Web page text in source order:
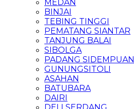
MEDAN
BINJAI
TEBING TINGGI
PEMATANG SIANTAR
TANJUNG BALAI
SIBOLGA
PADANG SIDEMPUAN
GUNUNGSITOLI
ASAHAN
BATUBARA
DAIRI